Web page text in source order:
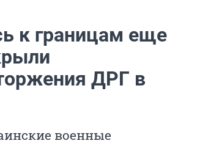
к границам еще
ДРГ в
военные